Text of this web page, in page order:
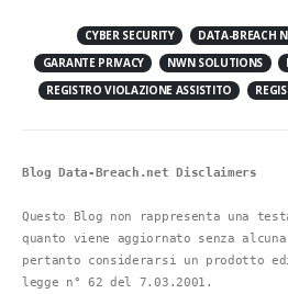
CYBER SECURITY DATA-BREACH
GARANTE PRIVACY
NWN SOLUTIONS
REGISTRO VIOLAZIONE ASSISTITO
Blog Data-Breach.net Disclaimers
Questo Blog non rappresenta una
quanto viene aggiornato senza
pertanto considerarsi un prodotto
legge n° 62 del 7.03.2001.